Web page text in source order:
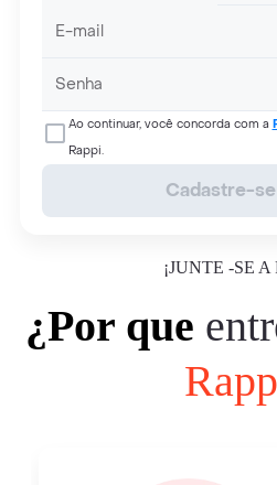
Ao continuar, você concorda com a
Rappi.
Cadastre-
¡JUNTE -SE A
¿Por que